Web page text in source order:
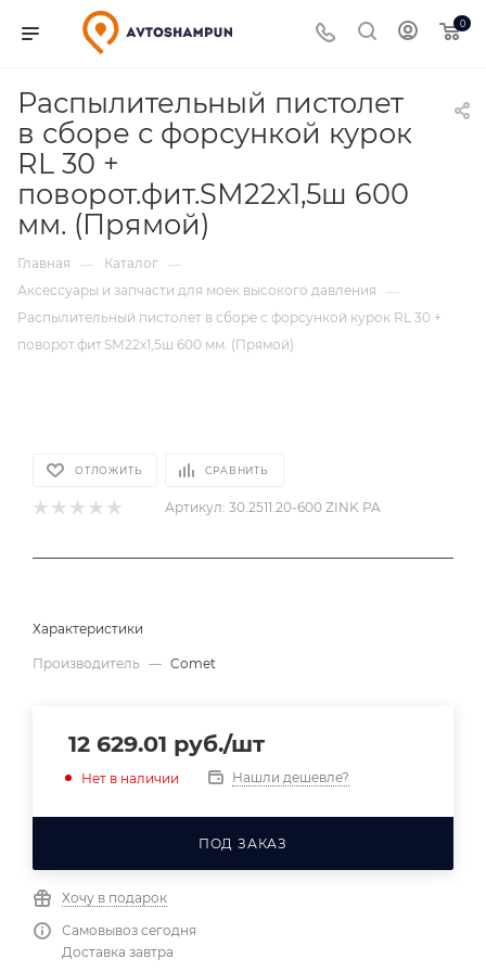
0
Распылительный пистолет
в сборе с форсункой курок
RL 30 +
поворот.фит.SМ22х1,5ш 600
мм. (Прямой)
Главная — Каталог —
Аксессуары и запчасти для моек высокого давления
—
Распылительный пистолет в сборе с форсункой курок RL 30 +
поворот.фит.SМ22х1,5ш 600 мм. (Прямой)
ОТЛОЖИТЬ СРАВНИТЬ
Артикул: 30.2511.20-600 ZINK PA
Характеристики
Производитель — Comet
12 629.01 руб./шт
Нет в наличии Нашли дешевле?
ПОД ЗАКАЗ
Хочу в подарок
Самовывоз сегодня
Доставка завтра